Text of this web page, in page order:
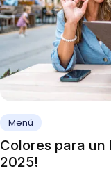
Menú
Colores para un
2025!